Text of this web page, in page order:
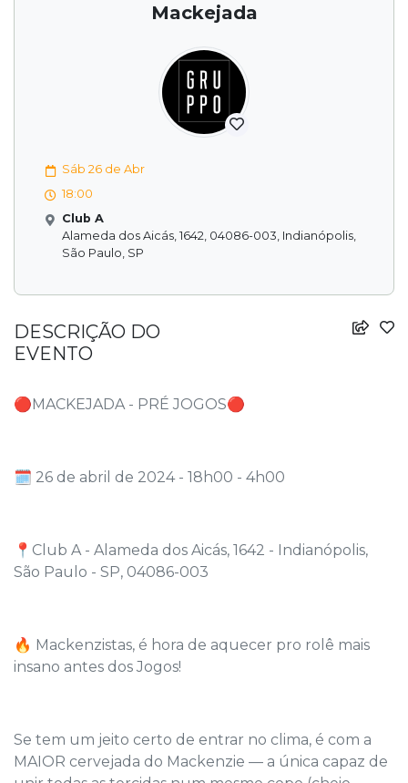
Mackejada
Sáb 26 de Abr
18:00
Club A
Alameda dos Aicás, 1642, 04086-003, Indianópolis,
São Paulo, SP
DESCRIÇÃO DO
EVENTO
🔴MACKEJADA - PRÉ JOGOS🔴
🗓️ 26 de abril de 2024 - 18h00 - 4h00
📍Club A - Alameda dos Aicás, 1642 - Indianópolis,
São Paulo - SP, 04086-003
🔥 Mackenzistas, é hora de aquecer pro rolê mais
insano antes dos Jogos!
Se tem um jeito certo de entrar no clima, é com a
MAIOR cervejada do Mackenzie — a única capaz de